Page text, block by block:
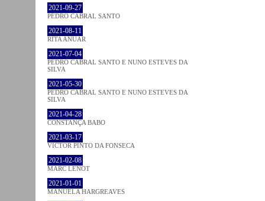
2021-09-27
PEDRO CABRAL SANTO
2021-08-11
RITA ANUAR
2021-07-04
PEDRO CABRAL SANTO E NUNO ESTEVES DA
SILVA
2021-05-30
PEDRO CABRAL SANTO E NUNO ESTEVES DA
SILVA
2021-04-28
CONSTANÇA BABO
2021-03-17
VICTOR PINTO DA FONSECA
2021-02-08
MARC LENOT
2021-01-01
MANUELA HARGREAVES